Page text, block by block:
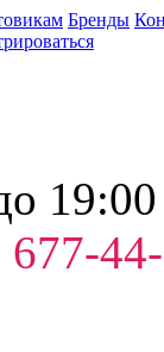
Бренды
19:00
677-